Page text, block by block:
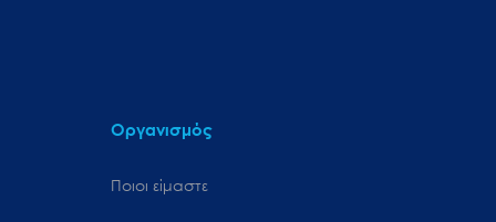
Οργανισμός
Ποιοι είμαστε